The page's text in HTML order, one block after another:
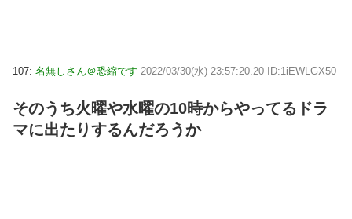
107: 名無しさん＠恐縮です 2022/03/30(水) 23:57:20.20 ID:1iEWLGX50
そのうち火曜や水曜の10時からやってるドラ
マに出たりするんだろうか